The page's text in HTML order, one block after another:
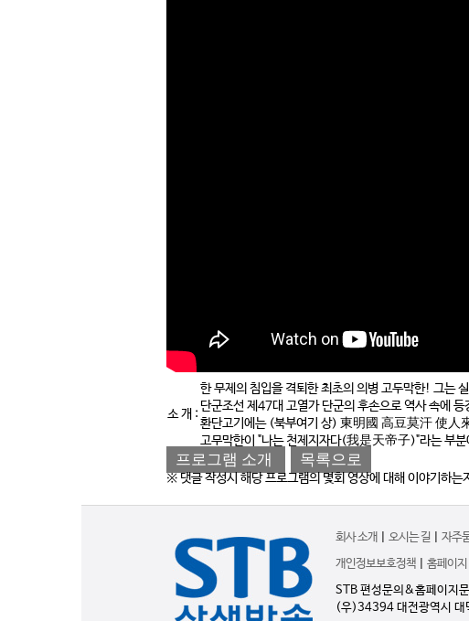
소 개 :
한 무제의 침입을 격퇴한 최초의 의병 고두막한! 그는
단군조선 제47대 고열가 단군의 후손으로 역사 속에 등
환단고기에는 (북부여기 상) 東明國 高豆莫汗 使
고무막한이 "나는 천제지자다(我是天帝子)"라는 부분
프로그램 소개 목록으로
※ 댓글 작성시 해당 프로그램의 몇회 영상에 대해 이야기하는
회사 소개 오시는 길 자주
개인정보보호정책
홈페이
STB 편성문의&홈페이지
(우)34394 대전광역시